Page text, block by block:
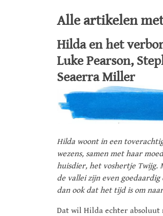
Alle artikelen
Hilda en het
Luke Pearson,
Seaerra Miller
Hilda woont in een
wezens, samen met haar
huisdier, het voshertje Twijg.
de vallei zijn even
dan ook dat het tijd is om
Dat wil Hilda echter absoluut